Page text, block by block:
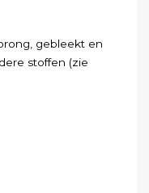
gebleekt en
stoffen (zie